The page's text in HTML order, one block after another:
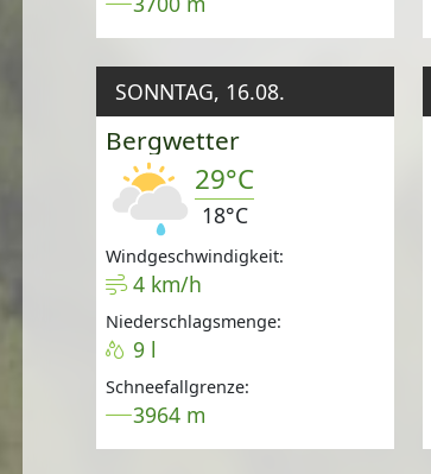
SONNTAG, 16.08.
Bergwetter
29°C
18°C
Windgeschwindigkeit:
4 km/h
Niederschlagsmenge:
9 l
Schneefallgrenze:
3964 m